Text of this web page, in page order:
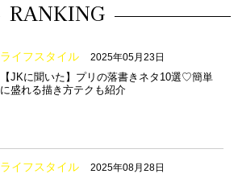
RANKING
ライフスタイル 2025年05月23日
【JKに聞いた】プリの落書きネタ10選♡簡単
に盛れる描き方テクも紹介
ライフスタイル 2025年08月28日